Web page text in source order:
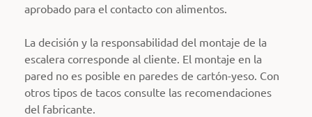
aprobado para el contacto con alimentos.
La decisión y la responsabilidad del montaje de la
escalera corresponde al cliente. El montaje en la
pared no es posible en paredes de cartón-yeso. Con
otros tipos de tacos consulte las recomendaciones
del fabricante.